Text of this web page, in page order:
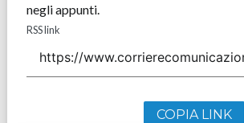
negli appunti.
RSS link
COPIA LINK